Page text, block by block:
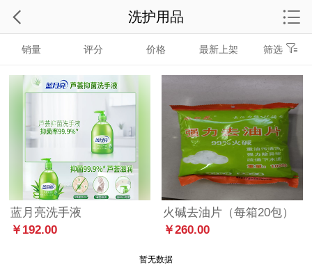
销量 评分 价格 最新上架 筛选
蓝月亮洗手液
￥192.00
火碱去油片（每箱20包）
￥260.00
暂无数据
洗护用品